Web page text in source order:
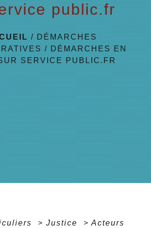
public.fr
/ DÉMARCHES
/ DÉMARCHES EN
SERVICE PUBLIC.FR
> Justice > Acteurs